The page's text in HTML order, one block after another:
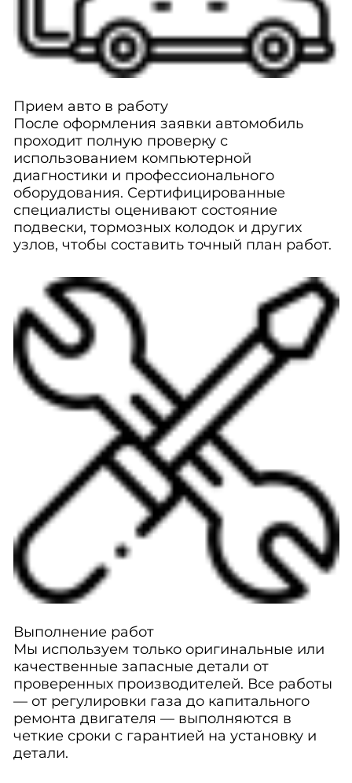
Прием авто в работу
После оформления заявки автомобиль
проходит полную проверку с
использованием компьютерной
диагностики и профессионального
оборудования. Сертифицированные
специалисты оценивают состояние
подвески, тормозных колодок и других
узлов, чтобы составить точный план работ.
Выполнение работ
Мы используем только оригинальные или
качественные запасные детали от
проверенных производителей. Все работы
— от регулировки газа до капитального
ремонта двигателя — выполняются в
четкие сроки с гарантией на установку и
детали.